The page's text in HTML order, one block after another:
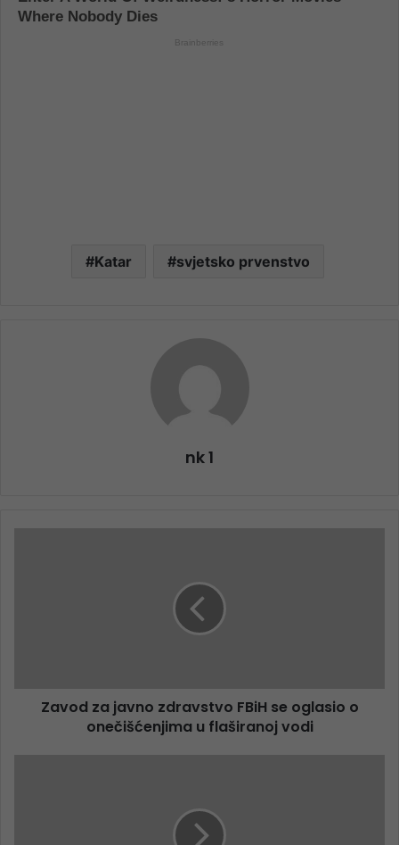
Katar svjetsko prvenstvo
nk 1
Zavod za javno zdravstvo FBiH se oglasio o
onečišćenjima u flaširanoj vodi